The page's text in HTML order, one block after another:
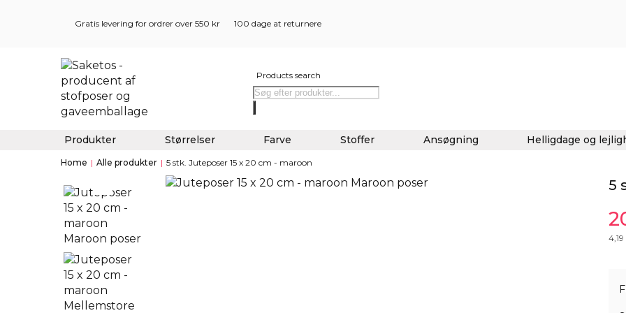
Gratis levering for ordrer over 550 kr 100 dage at returnere
Products search
Produkter Størrelser Farve Stoffer Ansøgning Helligdage og
Home | Alle produkter | 5 stk. Juteposer 15 x 20 cm - maroon
5
4,19